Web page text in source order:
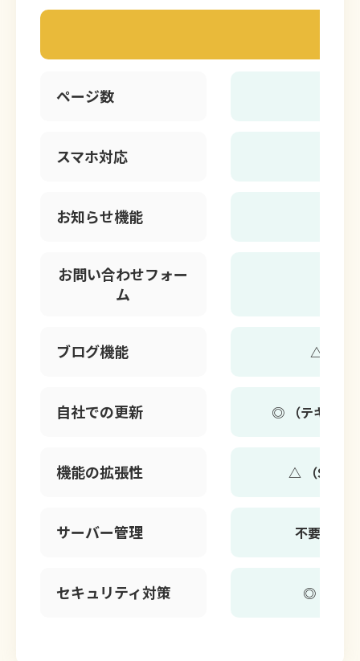
ページ数
スマホ対応
お知らせ機能
お問い合わせフォー
ム
ブログ機能 △ （簡
自社での更新 ◎ （テキスト
機能の拡張性 △ （Studio
サーバー管理 不要 （
セキュリティ対策 ◎（